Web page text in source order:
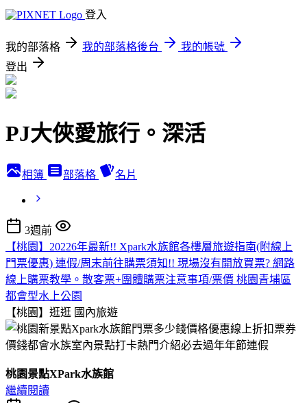
登入
我的部落格 我的部落格後台
我的帳號
登出
PJ大俠愛旅行。深活
相簿 部落格 名片
3週前
【桃園】20226年最新!! Xpark水族館各樓層旅遊指南(附線上
門票優惠) 連假/周末前往購票須知!! 現場沒有開放買票? 網路
線上購票教學。散客票+團體購票注意事項/票價 桃園青埔區
都會型水上公園
【桃園】逛逛 國內旅遊
桃園景點XPark水族館
繼續閱讀